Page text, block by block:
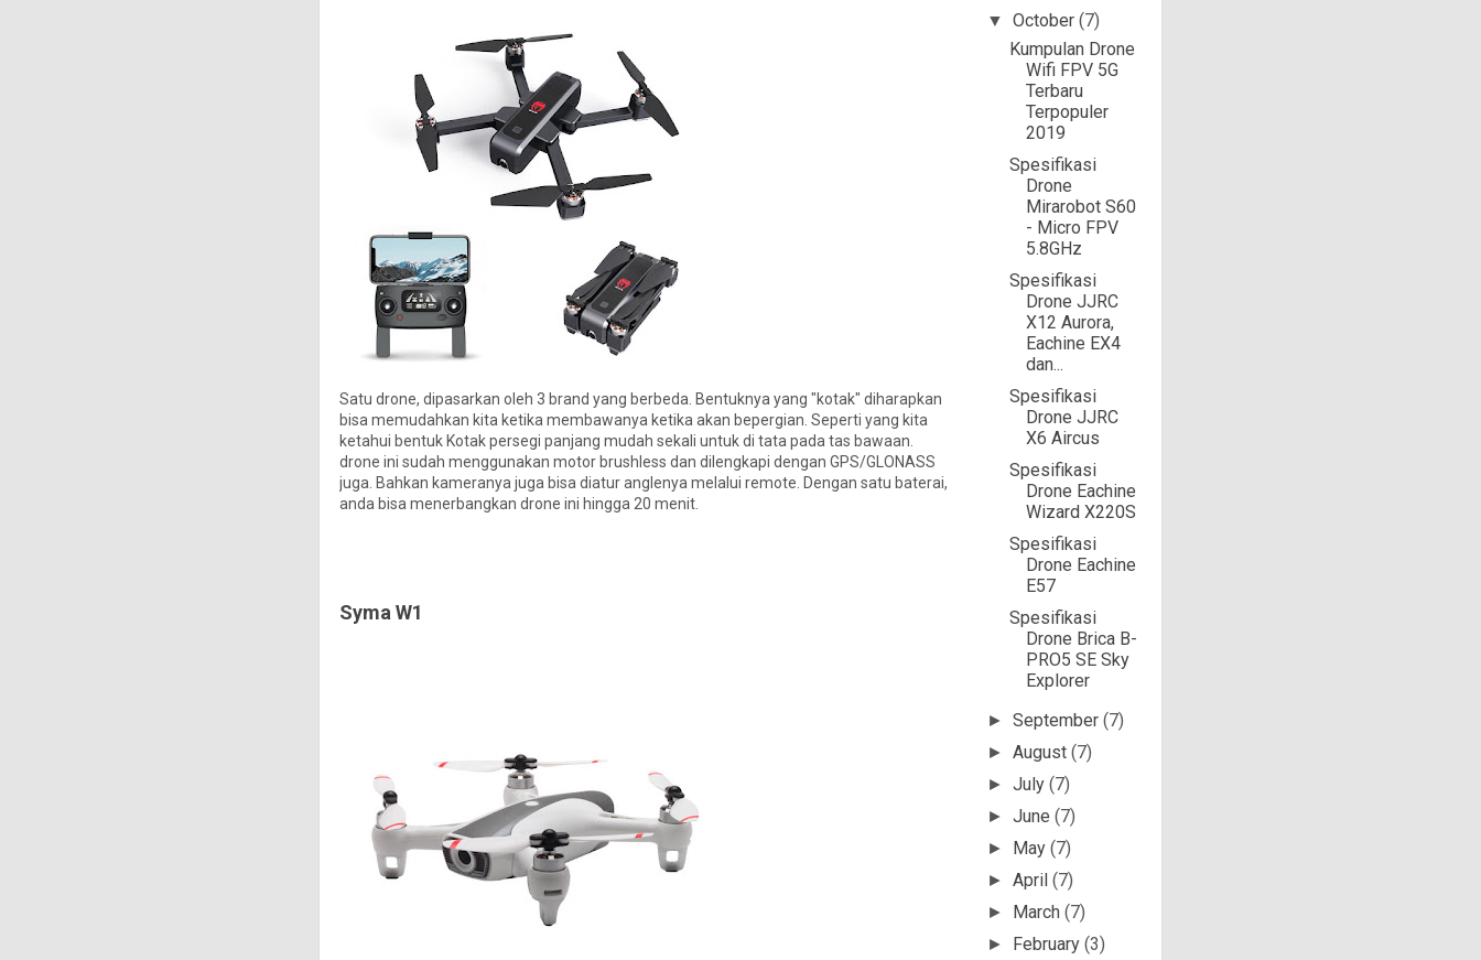
Satu drone, dipasarkan oleh 3 brand yang berbeda. Bentuknya yang "kotak" diharapkan
bisa memudahkan kita ketika membawanya ketika akan bepergian. Seperti yang kita
ketahui bentuk Kotak persegi panjang mudah sekali untuk di tata pada tas bawaan.
drone ini sudah menggunakan motor brushless dan dilengkapi dengan GPS/GLONASS
juga. Bahkan kameranya juga bisa diatur anglenya melalui remote. Dengan satu baterai,
anda bisa menerbangkan drone ini hingga 20 menit.
Syma W1
▼October(7)
Kumpulan Drone
Wifi FPV 5G
Terbaru
Terpopuler
2019
Spesifikasi
Drone
Mirarobot S60
- Micro FPV
5.8GHz
Spesifikasi
Drone JJRC
X12 Aurora,
Eachine EX4
dan...
Spesifikasi
Drone JJRC
X6 Aircus
Spesifikasi
Drone Eachine
Wizard X220S
Spesifikasi
Drone Eachine
E57
Spesifikasi
Drone Brica B-
PRO5 SE Sky
Explorer
►September(7)
►August(7)
►July(7)
►June(7)
► May(7)
►April(7)
► March(7)
► February(3)